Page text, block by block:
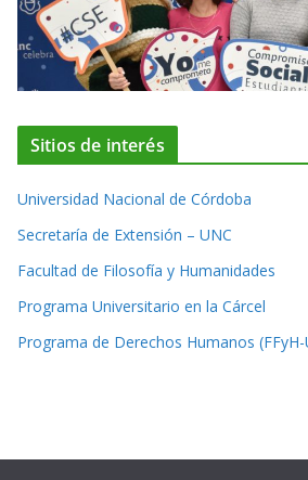
Sitios de interés
Universidad Nacional de Córdoba
Secretaría de Extensión – UNC
Facultad de Filosofía y Humanidades
Programa Universitario en la Cárcel
Programa de Derechos Humanos (FFyH-